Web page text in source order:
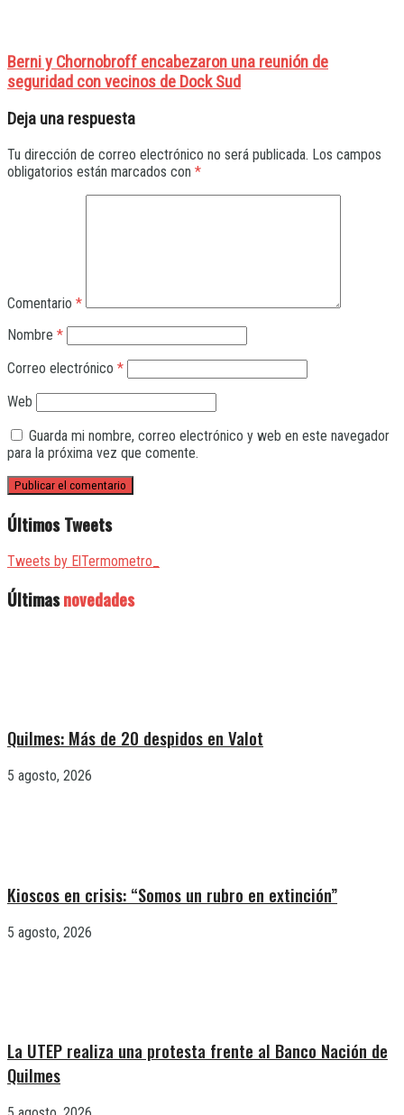
Berni y Chornobroff encabezaron una reunión de
seguridad con vecinos de Dock Sud
Deja una respuesta
Tu dirección de correo electrónico no será publicada. Los campos
obligatorios están marcados con *
Comentario *
Nombre *
Correo electrónico *
Web
Guarda mi nombre, correo electrónico y web en este navegador
para la próxima vez que comente.
Últimos Tweets
Tweets by ElTermometro_
Últimasnovedades
Quilmes: Más de 20 despidos en Valot
5 agosto, 2026
Kioscos en crisis: “Somos un rubro en extinción”
5 agosto, 2026
La UTEP realiza una protesta frente al Banco Nación de
Quilmes